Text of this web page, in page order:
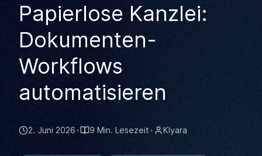
Papierlose Kanzlei:
Dokumenten-
Workflows
automatisieren
2. Juni 2026• 9 Min. Lesezeit• KIyara